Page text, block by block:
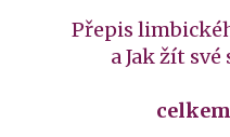
Přepis
a Jak žít své